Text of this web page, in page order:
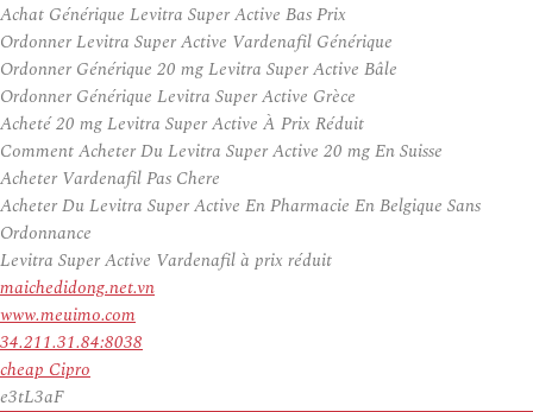
Achat Générique Levitra Super Active Bas Prix
Ordonner Levitra Super Active Vardenafil Générique
Ordonner Générique 20 mg Levitra Super Active Bâle
Ordonner Générique Levitra Super Active Grèce
Acheté 20 mg Levitra Super Active À Prix Réduit
Comment Acheter Du Levitra Super Active 20 mg En Suisse
Acheter Vardenafil Pas Chere
Acheter Du Levitra Super Active En Pharmacie En Belgique Sans
Ordonnance
Levitra Super Active Vardenafil à prix réduit
maichedidong.net.vn
www.meuimo.com
34.211.31.84:8038
cheap Cipro
e3tL3aF